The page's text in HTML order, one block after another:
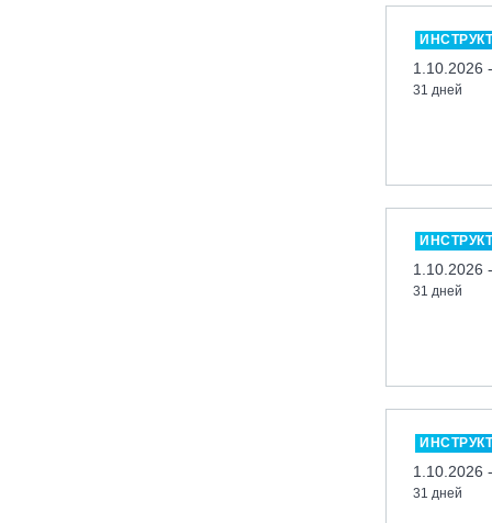
1.10.2026
31 дней
1.10.2026
31 дней
1.10.2026
31 дней